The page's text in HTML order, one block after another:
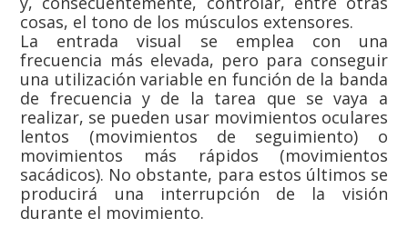
cosas, el tono de los músculos extensores.
La entrada visual se emplea con una
frecuencia más elevada, pero para conseguir
una utilización variable en función de la banda
de frecuencia y de la tarea que se vaya a
realizar, se pueden usar movimientos oculares
lentos (movimientos de seguimiento) o
movimientos más rápidos (movimientos
sacádicos). No obstante, para estos últimos se
producirá una interrupción de la visión
durante el movimiento.